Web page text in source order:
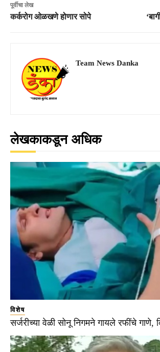
पूर्वीचा लेख
कर्करोग ओळखणे होणार सोपे
Team News Danka
लेखकाकडून अधिक
विशेष
सर्जरीच्या वेळी सोनू निगमने गायले रफींचे गाणे,